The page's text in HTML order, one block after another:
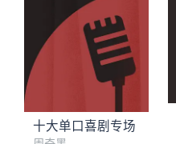
十大单口喜剧专场